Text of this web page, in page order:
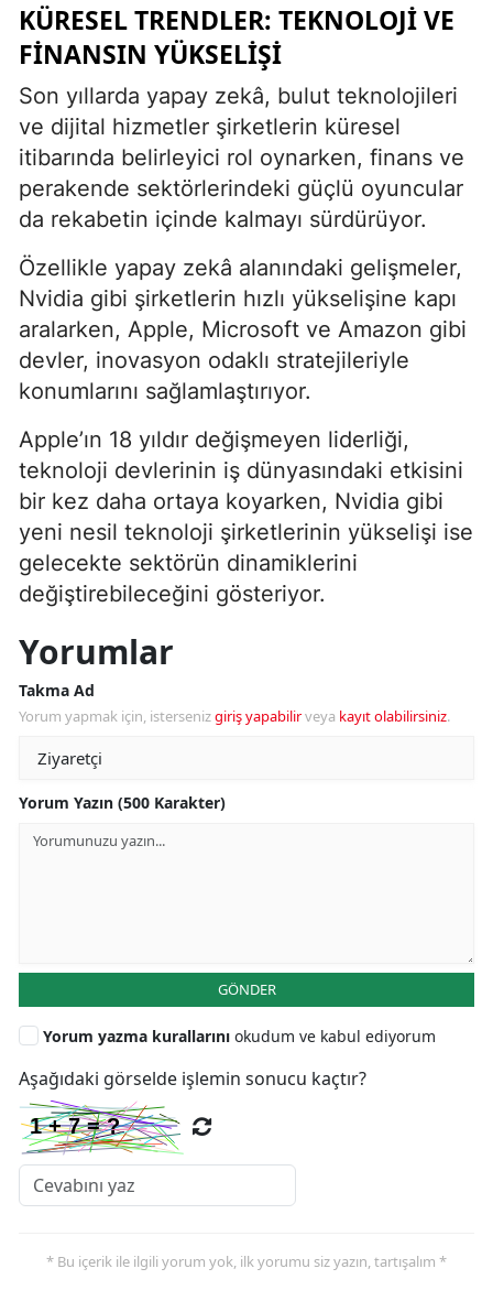
KÜRESEL TRENDLER: TEKNOLOJI VE
FINANSIN YÜKSELIŞI
Son yıllarda yapay zekâ, bulut teknolojileri
ve dijital hizmetler şirketlerin küresel
itibarında belirleyici rol oynarken, finans ve
perakende sektörlerindeki güçlü oyuncular
da rekabetin içinde kalmayı sürdürüyor.
Özellikle yapay zekâ alanındaki gelişmeler,
Nvidia gibi şirketlerin hızlı yükselişine kapı
aralarken, Apple, Microsoft ve Amazon gibi
devler, inovasyon odaklı stratejileriyle
konumlarını sağlamlaştırıyor.
Apple’ın 18 yıldır değişmeyen liderliği,
teknoloji devlerinin iş dünyasındaki etkisini
bir kez daha ortaya koyarken, Nvidia gibi
yeni nesil teknoloji şirketlerinin yükselişi ise
gelecekte sektörün dinamiklerini
değiştirebileceğini gösteriyor.
Yorumlar
Takma Ad
Yorum yapmak için, istersenizgiriş yapabilirveya kayıt olabilirsiniz.
Yorum Yazın (500 Karakter)
GÖNDER
Yorum yazma kurallarını okudum ve kabul ediyorum
Aşağıdaki görselde işlemin sonucu kaçtır?
* Bu içerik ile ilgili yorum yok, ilk yorumu siz yazın, tartışalım *